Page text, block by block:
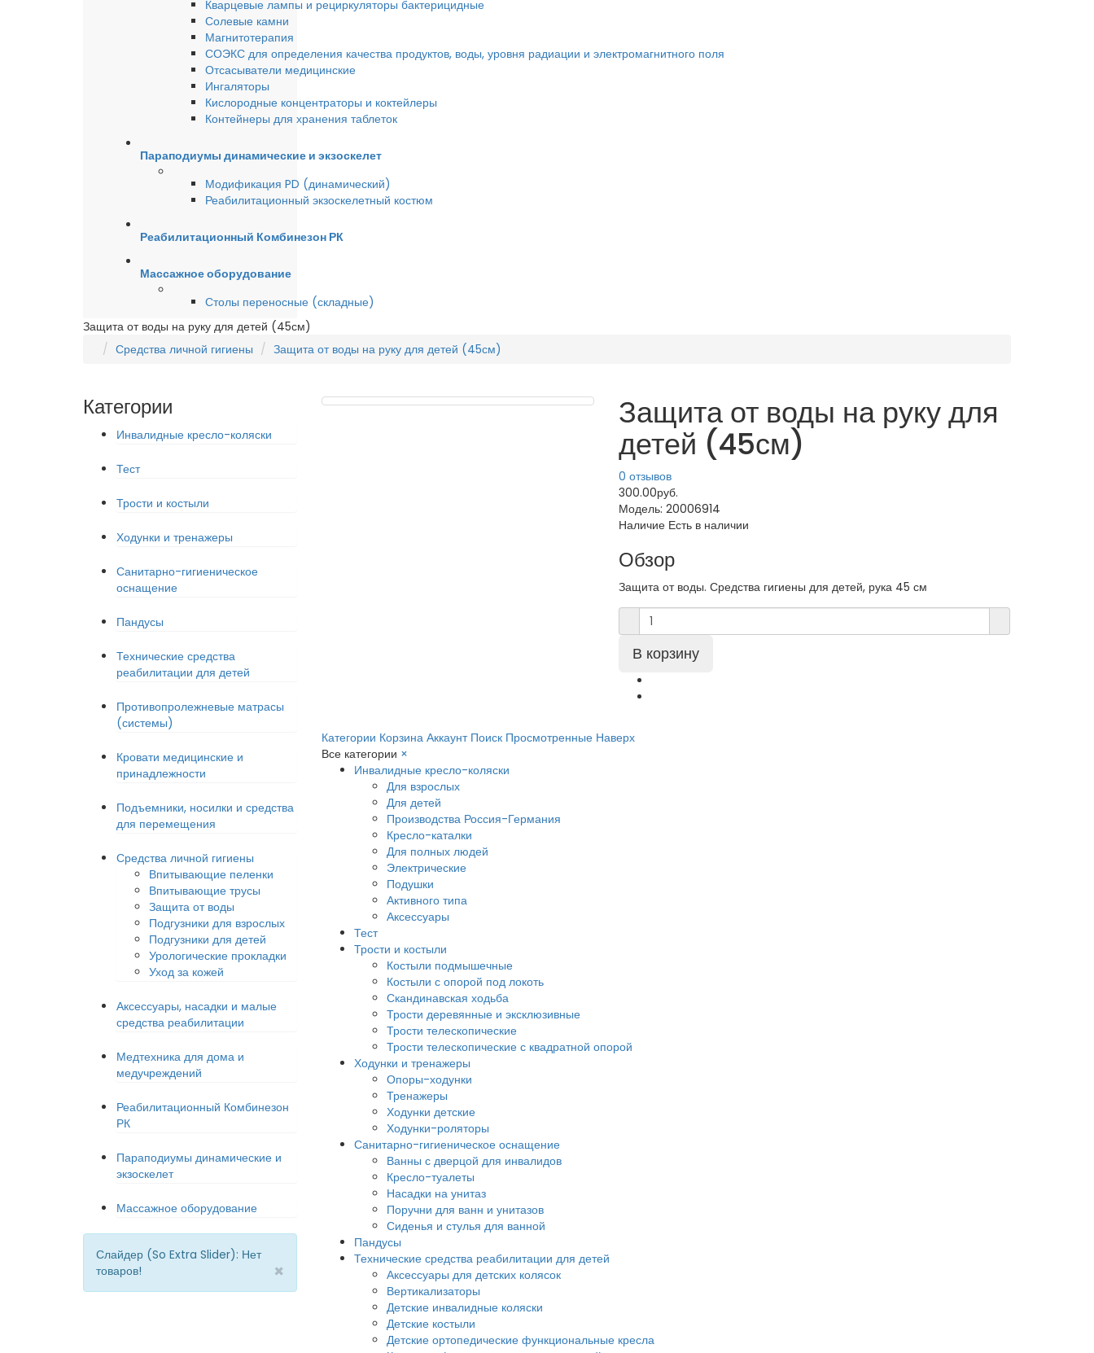
Кварцевые лампы и рециркуляторы бактерицидные
Солевые камни
Магнитотерапия
СОЭКС для определения качества продуктов, воды, уровня радиации и электромагнитного поля
Отсасыватели медицинские
Ингаляторы
Кислородные концентраторы и коктейлеры
Контейнеры для хранения таблеток
Параподиумы динамические и экзоскелет
Модификация PD (динамический)
Реабилитационный экзоскелетный костюм
Реабилитационный Комбинезон РК
Массажное оборудование
Столы переносные (складные)
Защита от воды на руку для детей (45см)
Средства личной гигиены
Защита от воды на руку для детей (45см)
Категории
Инвалидные кресло-коляски
Тест
Трости и костыли
Ходунки и тренажеры
Санитарно-гигиеническое
оснащение
Пандусы
Технические средства
реабилитации для детей
Противопролежневые матрасы
(системы)
Кровати медицинские и
принадлежности
Подъемники, носилки и средства
для перемещения
Средства личной гигиены
Впитывающие пеленки
Впитывающие трусы
Защита от воды
Подгузники для взрослых
Подгузники для детей
Урологические прокладки
Уход за кожей
Аксессуары, насадки и малые
средства реабилитации
Медтехника для дома и
медучреждений
Реабилитационный Комбинезон
РК
Параподиумы динамические и
экзоскелет
Массажное оборудование
Слайдер (So Extra Slider): Нет
товаров!
×
Защита от воды на руку для
детей (45см)
0 отзывов
300.00руб.
Модель:20006914
Наличие Есть в наличии
Обзор
Защита от воды. Средства гигиены для детей, рука 45 см
Категории Корзина Аккаунт Поиск Просмотренные Наверх
Все категории ×
Инвалидные кресло-коляски
Для взрослых
Для детей
Производства Россия-Германия
Кресло-каталки
Для полных людей
Электрические
Подушки
Активного типа
Аксессуары
Тест
Трости и костыли
Костыли подмышечные
Костыли с опорой под локоть
Скандинавская ходьба
Трости деревянные и эксклюзивные
Трости телескопические
Трости телескопические с квадратной опорой
Ходунки и тренажеры
Опоры-ходунки
Тренажеры
Ходунки детские
Ходунки-роляторы
Санитарно-гигиеническое оснащение
Ванны с дверцой для инвалидов
Кресло-туалеты
Насадки на унитаз
Поручни для ванн и унитазов
Сиденья и стулья для ванной
Пандусы
Технические средства реабилитации для детей
Аксессуары для детских колясок
Вертикализаторы
Детские инвалидные коляски
Детские костыли
Детские ортопедические функциональные кресла